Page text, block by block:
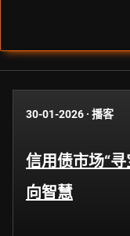
30-01-2026 · 播客
信用债市场“
向智慧